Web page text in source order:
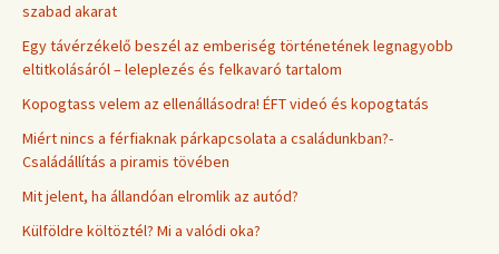
szabad akarat
Egy távérzékelő beszél az emberiség történetének legnagyobb
eltitkolásáról – leleplezés és felkavaró tartalom
Kopogtass velem az ellenállásodra! ÉFT videó és kopogtatás
Miért nincs a férfiaknak párkapcsolata a családunkban?-
Családállítás a piramis tövében
Mit jelent, ha állandóan elromlik az autód?
Külföldre költöztél? Mi a valódi oka?